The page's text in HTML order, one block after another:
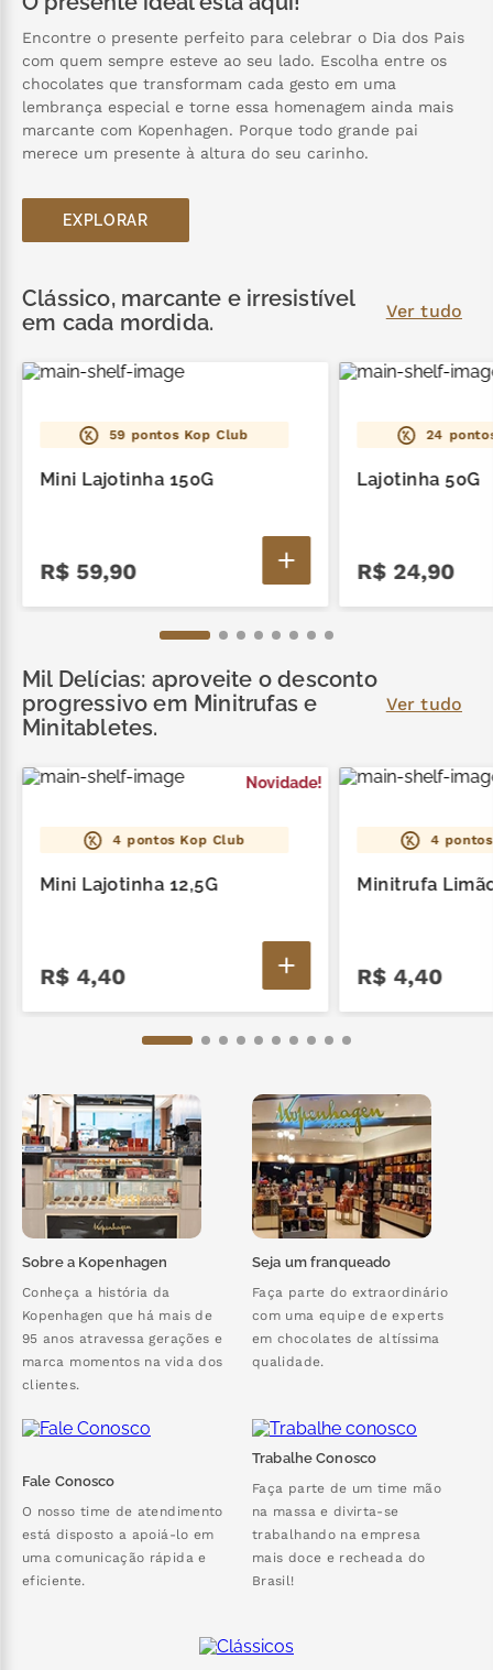
Encontre o presente perfeito para celebrar o Dia dos Pais
com quem sempre esteve ao seu lado. Escolha entre os
chocolates que transformam cada gesto em uma
lembrança especial e torne essa homenagem ainda mais
marcante com Kopenhagen. Porque todo grande pai
merece um presente à altura do seu carinho.
EXPLORAR
Clássico, marcante e irresistível
em cada mordida.
Ver tudo
59 pontos Kop Club
Mini Lajotinha 150G
R$ 59,90
24
Lajotinha 50G
R$ 24,90
Mil Delícias: aproveite o desconto
progressivo em Minitrufas e
Minitabletes.
Ver tudo
Novidade!
4 pontos Kop Club
Mini Lajotinha 12,5G
R$ 4,40
4
Minitrufa
R$ 4,40
Sobre a Kopenhagen
Conheça a história da
Kopenhagen que há mais de
95 anos atravessa gerações e
marca momentos na vida dos
clientes.
Seja um franqueado
Faça parte do extraordinário
com uma equipe de experts
em chocolates de altíssima
qualidade.
Fale Conosco
O nosso time de atendimento
está disposto a apoiá-lo em
uma comunicação rápida e
eficiente.
Trabalhe Conosco
Faça parte de um time mão
na massa e divirta-se
trabalhando na empresa
mais doce e recheada do
Brasil!